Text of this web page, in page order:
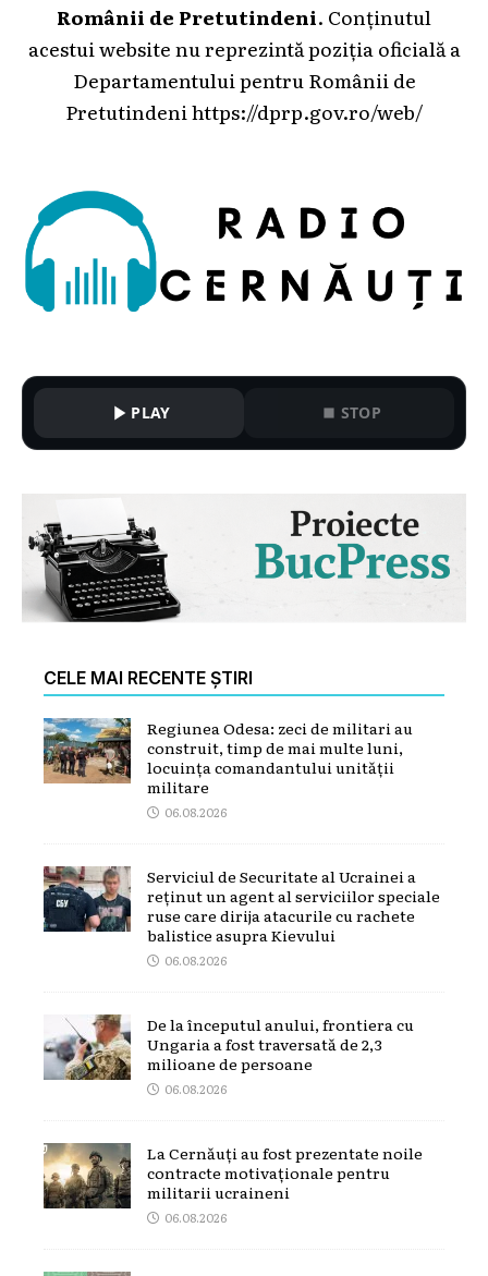
Românii de Pretutindeni. Conținutul
acestui website nu reprezintă poziția oficială a
Departamentului pentru Românii de
Pretutindeni https://dprp.gov.ro/web/
PLAY STOP
CELE MAI RECENTE ȘTIRI
Regiunea Odesa: zeci de militari au
construit, timp de mai multe luni,
locuința comandantului unității
militare
06.08.2026
Serviciul de Securitate al Ucrainei a
reținut un agent al serviciilor speciale
ruse care dirija atacurile cu rachete
balistice asupra Kievului
06.08.2026
De la începutul anului, frontiera cu
Ungaria a fost traversată de 2,3
milioane de persoane
06.08.2026
La Cernăuți au fost prezentate noile
contracte motivaționale pentru
militarii ucraineni
06.08.2026